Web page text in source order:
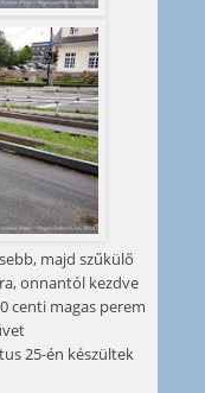
majd szűkülő
onnantól kezdve
centi magas perem
25-én készültek